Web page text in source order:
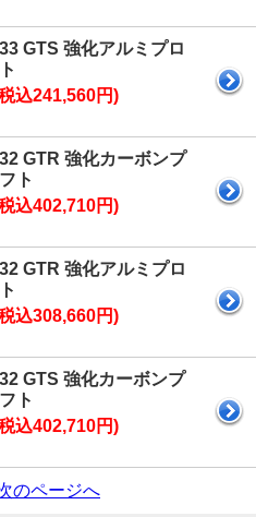
GTS 強化アルミプロ
込241,560円)
GTR 強化カーボンプ
ト
込402,710円)
GTR 強化アルミプロ
込308,660円)
GTS 強化カーボンプ
ト
込402,710円)
のページへ